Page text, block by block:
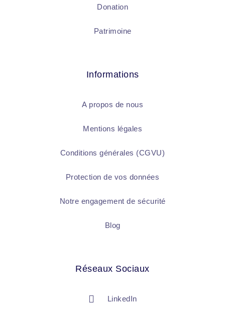
Donation
Patrimoine
Informations
A propos de nous
Mentions légales
Conditions générales (CGVU)
Protection de vos données
Notre engagement de sécurité
Blog
Réseaux Sociaux
LinkedIn